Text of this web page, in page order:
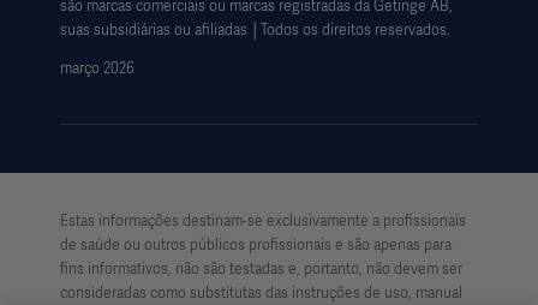
Data Subject Request Form
são marcas comerciais ou marcas registradas da Getinge AB,
suas subsidiárias ou afiliadas │Todos os direitos reservados.
março 2026
Estas informações destinam-se exclusivamente a profissionais
de saúde ou outros públicos profissionais e são apenas para
fins informativos, não são testadas e, portanto, não devem ser
consideradas como substitutas das instruções de uso, manual